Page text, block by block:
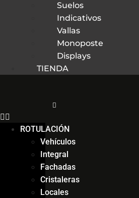
Suelos
Indicativos
Vallas
Monoposte
Displays
TIENDA
ROTULACIÓN
Vehículos
Integral
Fachadas
Cristaleras
Locales